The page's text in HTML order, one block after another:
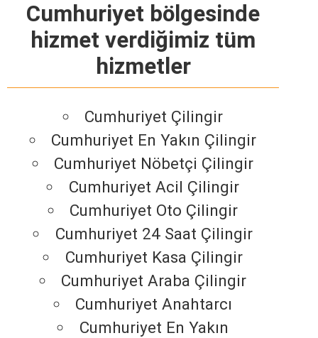
Cumhuriyet bölgesinde
hizmet verdiğimiz tüm
hizmetler
Cumhuriyet Çilingir
Cumhuriyet En Yakın Çilingir
Cumhuriyet Nöbetçi Çilingir
Cumhuriyet Acil Çilingir
Cumhuriyet Oto Çilingir
Cumhuriyet 24 Saat Çilingir
Cumhuriyet Kasa Çilingir
Cumhuriyet Araba Çilingir
Cumhuriyet Anahtarcı
Cumhuriyet En Yakın